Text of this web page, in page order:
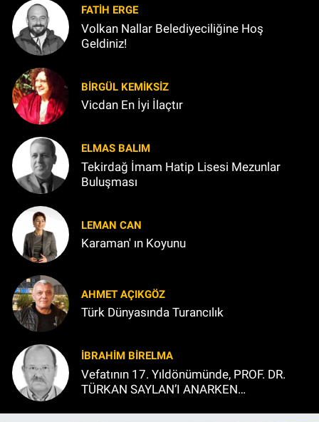
FATIH ERGE
Volkan Nallar Belediyeciliğine Hoş
Geldiniz!
BIRGÜL KEMİKSİZ
Vicdan En İyi İlaçtır
ELMAS BALIM
Tekirdağ İmam Hatip Lisesi Mezunlar
Buluşması
LEMAN CAN
Karaman' ın Koyunu
AHMET AÇIKGÖZ
Türk Dünyasında Turancılık
İBRAHIM BİRELMA
Vefatının 17. Yıldönümünde, PROF. DR.
TÜRKAN SAYLAN’I ANARKEN…